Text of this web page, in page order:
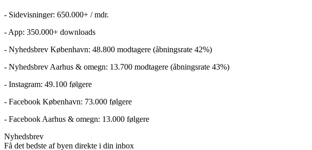
- Sidevisninger: 650.000+ / mdr.
- App: 350.000+ downloads
- Nyhedsbrev København: 48.800 modtagere (åbningsrate 42%)
- Nyhedsbrev Aarhus & omegn: 13.700 modtagere (åbningsrate 43%)
- Instagram: 49.100 følgere
- Facebook København: 73.000 følgere
- Facebook Aarhus & omegn: 13.000 følgere
Nyhedsbrev
Få det bedste af byen direkte i din inbox